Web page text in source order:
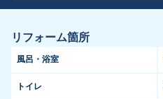
リフォーム箇所
風呂・浴室
トイレ